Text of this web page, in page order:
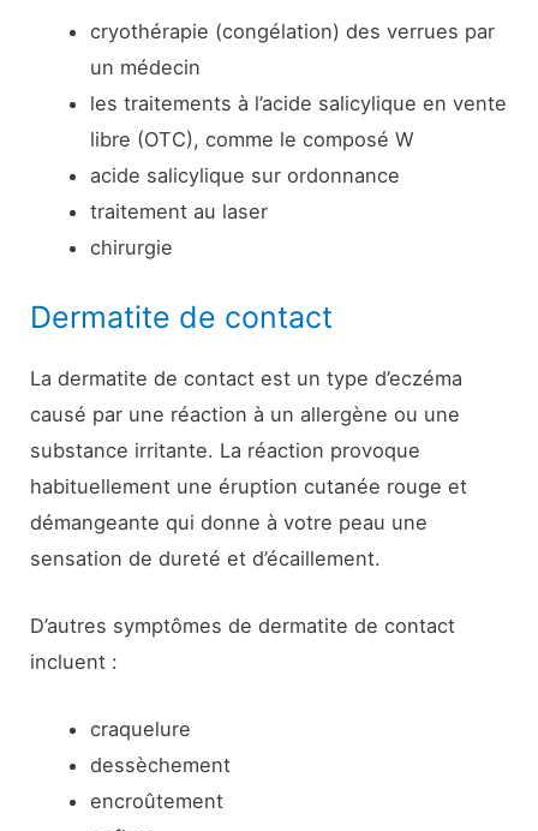
cryothérapie (congélation) des verrues par
un médecin
les traitements à l’acide salicylique en vente
libre (OTC), comme le composé W
acide salicylique sur ordonnance
traitement au laser
chirurgie
Dermatite de contact
La dermatite de contact est un type d’eczéma
causé par une réaction à un allergène ou une
substance irritante. La réaction provoque
habituellement une éruption cutanée rouge et
démangeante qui donne à votre peau une
sensation de dureté et d’écaillement.
D’autres symptômes de dermatite de contact
incluent :
craquelure
dessèchement
encroûtement